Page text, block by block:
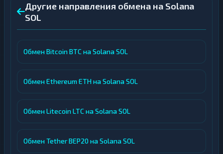
Другие направления обмена на Solana
SOL
Обмен Bitcoin BTC на Solana SOL
Обмен Ethereum ETH на Solana SOL
Обмен Litecoin LTC на Solana SOL
Обмен Tether BEP20 на Solana SOL